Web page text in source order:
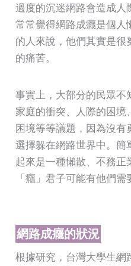
過度的沉迷網路會造成人
常常覺得網路成癮是個人
的人來說，他們其實是
的痛苦。
事實上，大部分的民眾不
家庭的衝突、人際的困
困境等等議題，因為沒
選擇躲在網路世界中。簡
起來是一種懶散、不務正
「癮」君子可能有他們需
網路成癮的狀況
根據研究，台灣大學生網